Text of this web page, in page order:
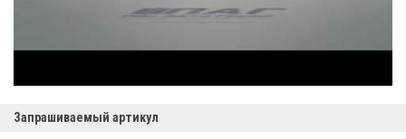
Запрашиваемый артикул